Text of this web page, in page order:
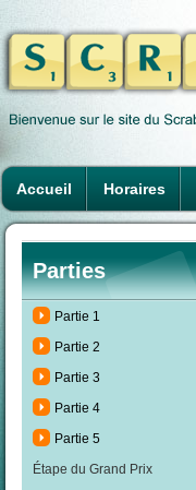
Accueil Horaires
Parties
Partie 1
Partie 2
Partie 3
Partie 4
Partie 5
Étape du Grand Prix